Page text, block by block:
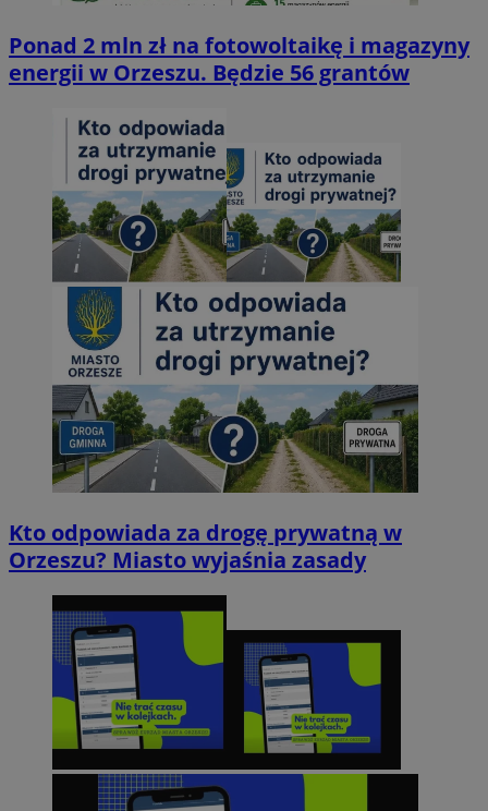
Ponad 2 mln zł na fotowoltaikę i magazyny
energii w Orzeszu. Będzie 56 grantów
Kto odpowiada za drogę prywatną w
Orzeszu? Miasto wyjaśnia zasady